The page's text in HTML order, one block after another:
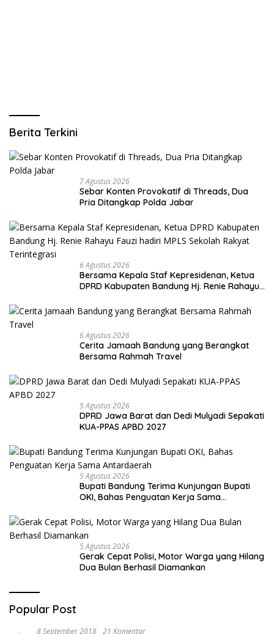
Berita Terkini
7 Agustus 2026
Sebar Konten Provokatif di Threads, Dua
Pria Ditangkap Polda Jabar
6 Agustus 2026
Bersama Kepala Staf Kepresidenan, Ketua
DPRD Kabupaten Bandung Hj. Renie Rahayu
Terintegrasi
6 Agustus 2026
Cerita Jamaah Bandung yang Berangkat
Bersama Rahmah Travel
5 Agustus 2026
DPRD Jawa Barat dan Dedi Mulyadi Sepakati
KUA-PPAS APBD 2027
5 Agustus 2026
Bupati Bandung Terima Kunjungan Bupati
OKI, Bahas Penguatan Kerja Sama
5 Agustus 2026
Gerak Cepat Polisi, Motor Warga yang Hilang
Dua Bulan Berhasil Diamankan
Popular Post
8 September 2018 21 Komentar